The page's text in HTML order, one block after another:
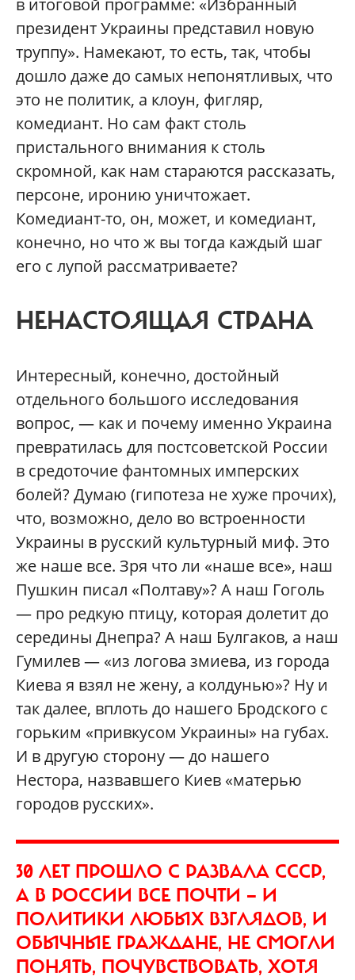
в итоговой программе: «Избранный
президент Украины представил новую
труппу». Намекают, то есть, так, чтобы
дошло даже до самых непонятливых, что
это не политик, а клоун, фигляр,
комедиант. Но сам факт столь
пристального внимания к столь
скромной, как нам стараются рассказать,
персоне, иронию уничтожает.
Комедиант-то, он, может, и комедиант,
конечно, но что ж вы тогда каждый шаг
его с лупой рассматриваете?
НЕНАСТОЯЩАЯ СТРАНА
Интересный, конечно, достойный
отдельного большого исследования
вопрос, — как и почему именно Украина
превратилась для постсоветской России
в средоточие фантомных имперских
болей? Думаю (гипотеза не хуже прочих),
что, возможно, дело во встроенности
Украины в русский культурный миф. Это
же наше все. Зря что ли «наше все», наш
Пушкин писал «Полтаву»? А наш Гоголь
— про редкую птицу, которая долетит до
середины Днепра? А наш Булгаков, а наш
Гумилев — «из логова змиева, из города
Киева я взял не жену, а колдунью»? Ну и
так далее, вплоть до нашего Бродского с
горьким «привкусом Украины» на губах.
И в другую сторону — до нашего
Нестора, назвавшего Киев «матерью
городов русских».
30 ЛЕТ ПРОШЛО С РАЗВАЛА СССР,
А В РОССИИ ВСЕ ПОЧТИ — И
ПОЛИТИКИ ЛЮБЫХ ВЗГЛЯДОВ, И
ОБЫЧНЫЕ ГРАЖДАНЕ, НЕ СМОГЛИ
ПОНЯТЬ, ПОЧУВСТВОВАТЬ, ХОТЯ